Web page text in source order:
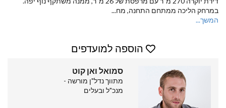
במרחק הליכה ממתחם התחנה, מח...
המשך...
הוספה למועדפים
סמואל ואן קוט
מתווך נדל"ן מורשה -
מנכ"ל ובעלים